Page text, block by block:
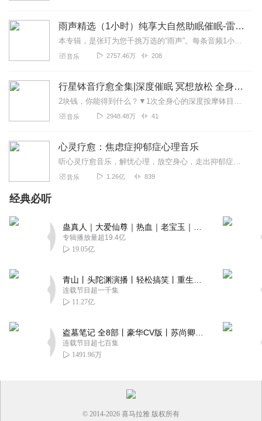
2019-11-01
2020-07-26
雨声精选（1小时）纯享大自然助眠催眠-雷雨声，下雨
本专辑，是张玎为您千挑万选的“雨声”。每条音频1小时，中间没有打扰。有轻柔细雨、淅淅沥沥；雨滴入水，滴答作响；隐隐雷声，隆隆为伴；流水潺潺，映入耳畔。这里没有音...
音乐 2757.46万 208
行星钵音疗愈全集|深度催眠 冥想放松 全身心深度按摩
2块钱，你能得到什么？▼1次全身心的深度按摩钵目前已广泛地被应用于美容Spa和按摩养生馆的疗程中，许多疗愈师使用铜钵在身体上，发现5分钟铜钵按摩的深度放松，效...
音乐 2948.48万 41
心灵疗愈：焦虑症抑郁症心理音乐
听心灵疗愈音乐，解忧心理，放空身心，走出抑郁症、焦虑症、恐惧症等情绪困扰。疗愈音乐=心灵养生最有效的聆听建议：步骤一、选择安静的环境，闭目静卧或坐。步骤二、根据...
音乐 1.26亿 839
经典必听
专辑播放量超19.4亿
19.05亿
连载节目超一千集
11.27亿
连载节目超七百集
1491.96万
© 2014-2026 喜马拉雅 版权所有